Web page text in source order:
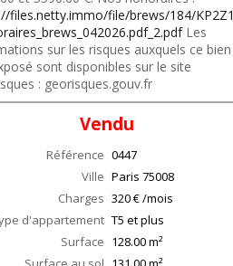
files.netty.immo/file/brews/184/KP2Z1
Les
sur les risques auxquels ce bien
sont disponibles sur le site
: georisques.gouv.fr
Vendu
Référence 0447
Ville Paris 75008
Charges 320 € /mois
d'appartement T5 et plus
Surface 128.00m²